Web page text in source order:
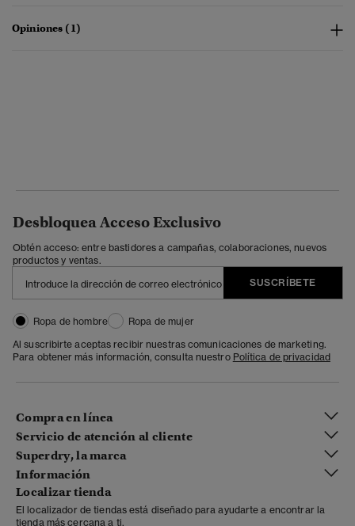
Opiniones (1)
Desbloquea Acceso Exclusivo
Obtén acceso: entre bastidores a campañas, colaboraciones, nuevos
productos y ventas.
SUSCRÍBETE
Ropa de hombre
Ropa de mujer
Al suscribirte aceptas recibir nuestras comunicaciones de marketing.
Para obtener más información, consulta nuestro Política de privacidad
Compra en línea
Servicio de atención al cliente
Superdry, la marca
Información
Localizar tienda
El localizador de tiendas está diseñado para ayudarte a encontrar la
tienda más cercana a ti.